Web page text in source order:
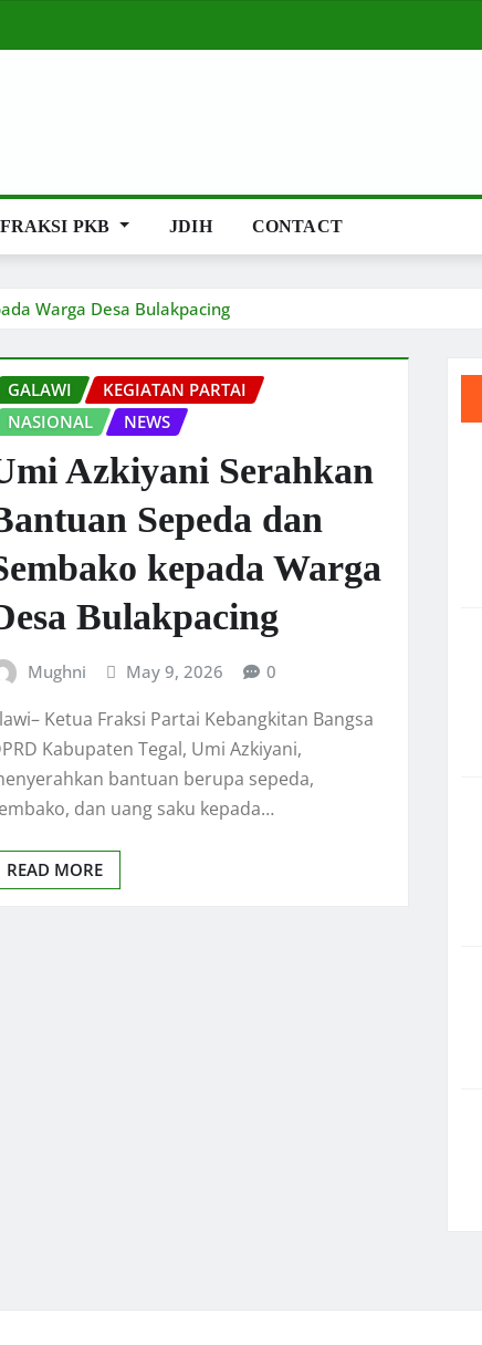
FRAKSI PKB JDIH CONTACT
Warga Desa Bulakpacing
GALAWI
KEGIATAN PARTAI
NASIONAL
NEWS
Azkiyani Serahkan
Sepeda dan
kepada Warga
Bulakpacing
Mughni May 9, 2026 0
Ketua Fraksi Partai Kebangkitan Bangsa
Kabupaten Tegal, Umi Azkiyani,
bantuan berupa sepeda,
dan uang saku kepada…
READ MORE